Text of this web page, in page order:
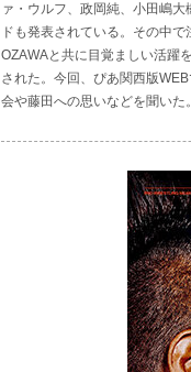
ァ・ウルフ、政岡純、小田嶋
ドも発表されている。その中
OZAWAと共に目覚ましい活躍
された。今回、ぴあ関西版
会や藤田への思いなどを聞いた。